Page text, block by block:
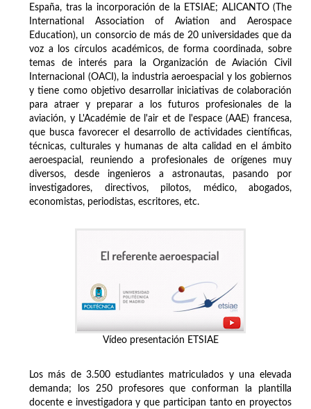
España, tras la incorporación de la ETSIAE; ALICANTO (The
International Association of Aviation and Aerospace
Education), un consorcio de más de 20 universidades que da
voz a los círculos académicos, de forma coordinada, sobre
temas de interés para la Organización de Aviación Civil
Internacional (OACI), la industria aeroespacial y los gobiernos
y tiene como objetivo desarrollar iniciativas de colaboración
para atraer y preparar a los futuros profesionales de la
aviación, y L'Académie de l'air et de l'espace (AAE) francesa,
que busca favorecer el desarrollo de actividades científicas,
técnicas, culturales y humanas de alta calidad en el ámbito
aeroespacial, reuniendo a profesionales de orígenes muy
diversos, desde ingenieros a astronautas, pasando por
investigadores, directivos, pilotos, médico, abogados,
economistas, periodistas, escritores, etc.
Vídeo presentación ETSIAE
Los más de 3.500 estudiantes matriculados y una elevada
demanda; los 250 profesores que conforman la plantilla
docente e investigadora y que participan tanto en proyectos